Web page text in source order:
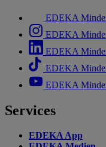
EDEKA
EDEKA
EDEKA
EDEKA
EDEKA
Services
EDEKA App